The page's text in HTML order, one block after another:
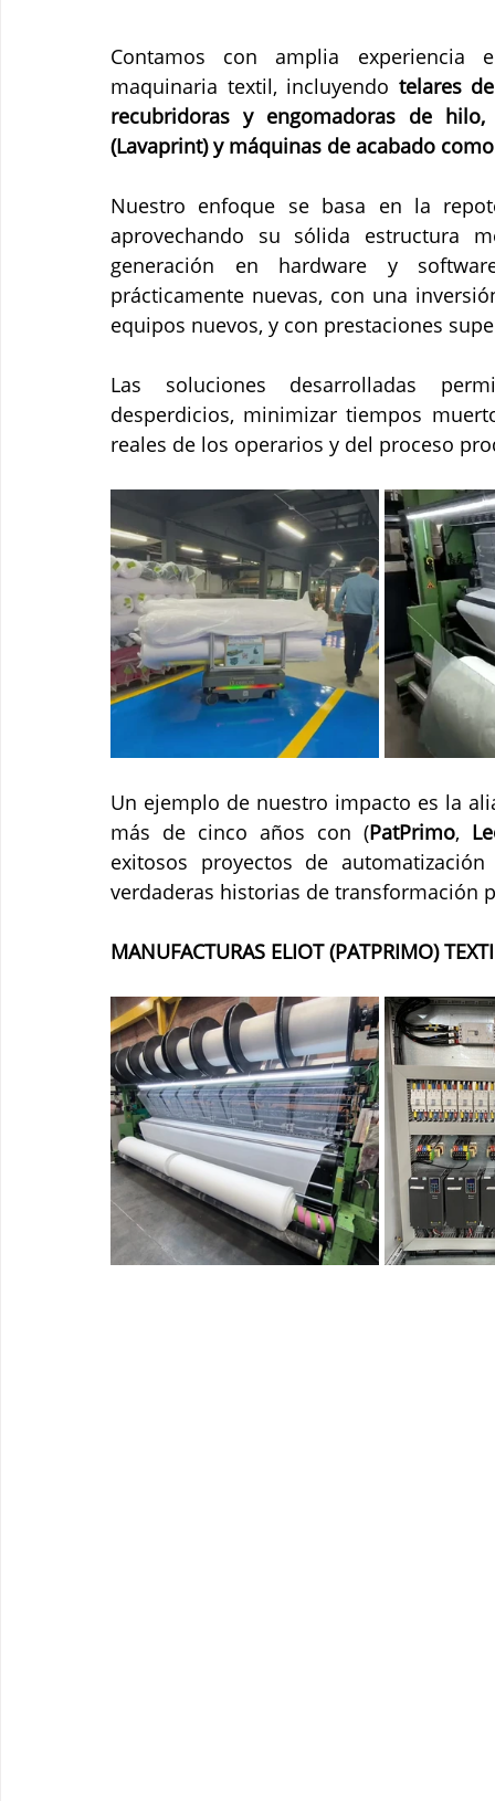
Contamos con amplia experiencia
maquinaria textil, incluyendo telares
recubridoras y engomadoras de
(Lavaprint) y máquinas de acabado
Nuestro enfoque se basa en la
aprovechando su sólida estructura
generación en hardware y
prácticamente nuevas, con una
equipos nuevos, y con prestaciones
Las soluciones desarrolladas
desperdicios, minimizar tiempos
reales de los operarios y del proceso
Un ejemplo de nuestro impacto es la
más de cinco años con (PatPrimo,
exitosos proyectos de
verdaderas historias de transformación
MANUFACTURAS ELIOT (PATPRIMO)